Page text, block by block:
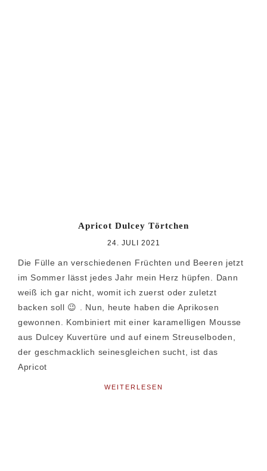
Apricot Dulcey Törtchen
24. JULI 2021
Die Fülle an verschiedenen Früchten und Beeren jetzt
im Sommer lässt jedes Jahr mein Herz hüpfen. Dann
weiß ich gar nicht, womit ich zuerst oder zuletzt
backen soll 😉 . Nun, heute haben die Aprikosen
gewonnen. Kombiniert mit einer karamelligen Mousse
aus Dulcey Kuvertüre und auf einem Streuselboden,
der geschmacklich seinesgleichen sucht, ist das
Apricot
WEITERLESEN